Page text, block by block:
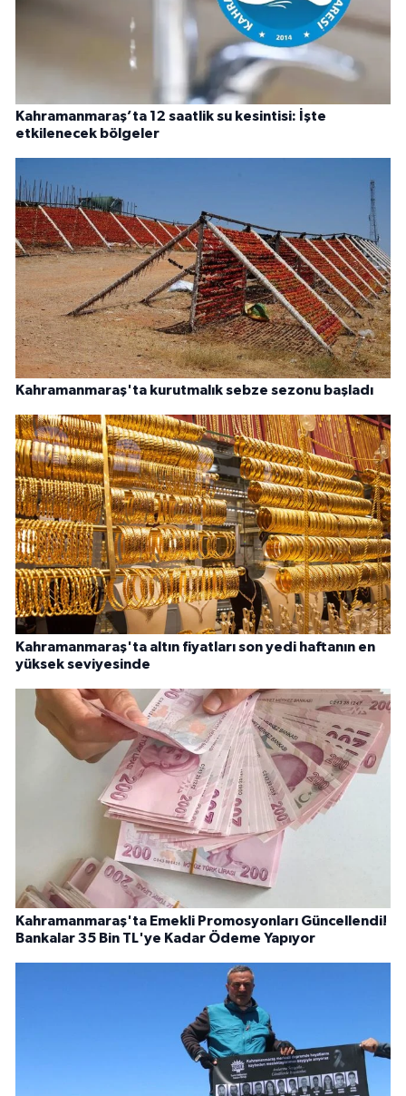
Kahramanmaraş’ta 12 saatlik su kesintisi: İşte
etkilenecek bölgeler
Kahramanmaraş'ta kurutmalık sebze sezonu başladı
Kahramanmaraş'ta altın fiyatları son yedi haftanın en
yüksek seviyesinde
Kahramanmaraş'ta Emekli Promosyonları Güncellendi!
Bankalar 35 Bin TL'ye Kadar Ödeme Yapıyor